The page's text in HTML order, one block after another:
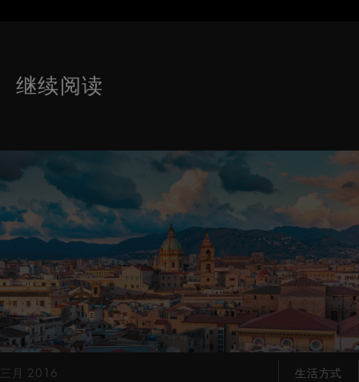
继续阅读
这是带有可以左右移动幻灯片 的轮播图。有些图片有放大
三月 2016 生活方式